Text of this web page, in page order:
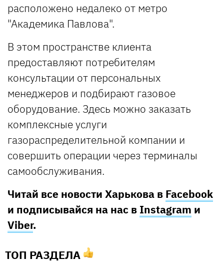
расположено недалеко от метро
"Академика Павлова".
В этом пространстве клиента
предоставляют потребителям
консультации от персональных
менеджеров и подбирают газовое
оборудование. Здесь можно заказать
комплексные услуги
газораспределительной компании и
совершить операции через терминалы
самообслуживания.
Читай все новости Харькова в Facebook
и подписывайся на нас в Instagram и
Viber.
ТОП РАЗДЕЛА